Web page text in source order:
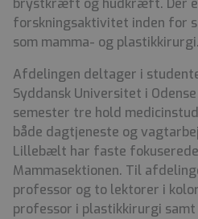
brystkræft og hudkræft. Der
forskningsaktivitet inden for
som mamma- og plastikkirurgi.
Afdelingen deltager i
Syddansk Universitet i
semester tre hold
både dagtjeneste og
Lillebælt har faste
Mammasektionen. Til
professor og to lektorer i
professor i plastikkirurgi